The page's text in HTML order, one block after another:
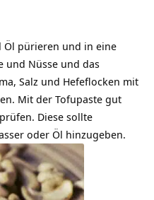
Öl pürieren und in eine
und Nüsse und das
Salz und Hefeflocken mit
Mit der Tofupaste gut
Diese sollte
oder Öl hinzugeben.